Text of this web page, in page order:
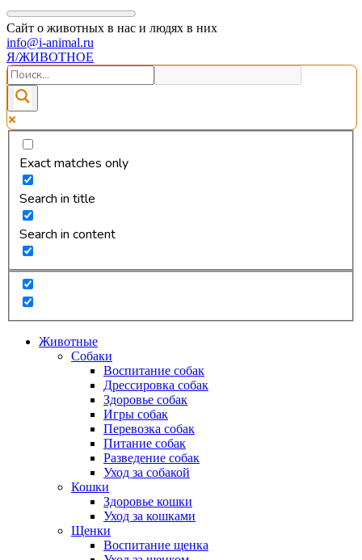
Сайт о животных в нас и людях в них
info@i-animal.ru
Я/ЖИВОТНОЕ
Exact matches only
Search in title
Search in content
Животные
Собаки
Воспитание собак
Дрессировка собак
Здоровье собак
Игры собак
Перевозка собак
Питание собак
Разведение собак
Уход за собакой
Кошки
Здоровье кошки
Уход за кошками
Щенки
Воспитание щенка